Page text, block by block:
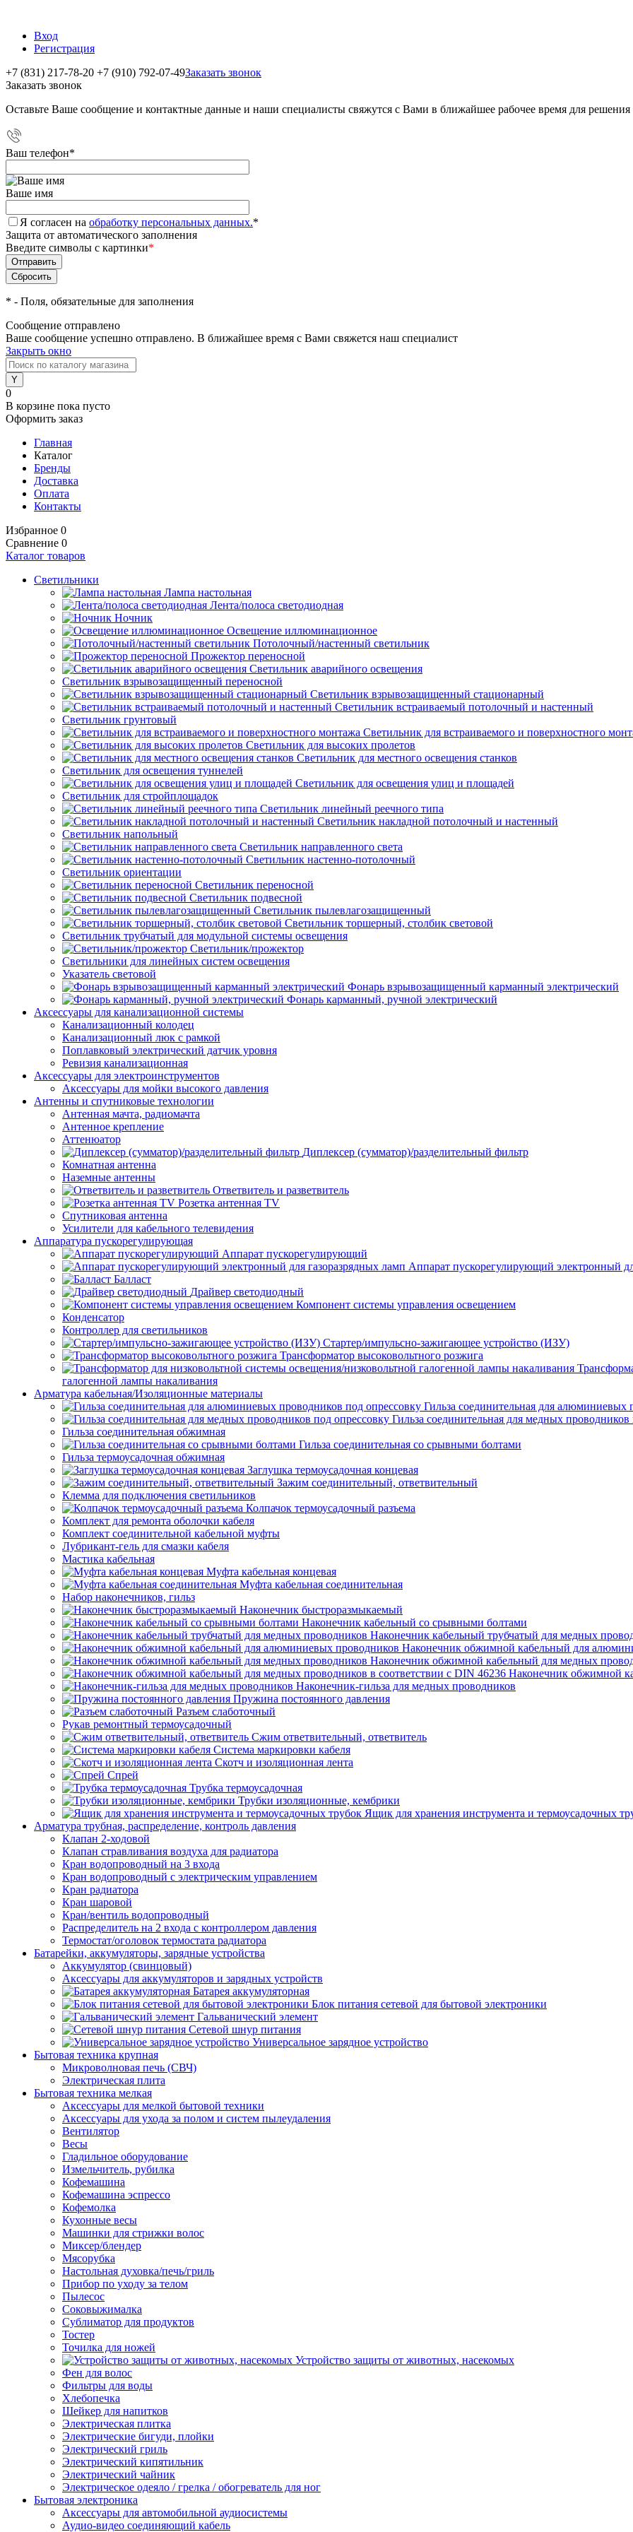
Вход
Регистрация
+7 (831) 217-78-20 +7 (910) 792-07-49Заказать звонок
Заказать звонок
Оставьте Ваше сообщение и контактные данные и наши специалисты свяжутся с Вами в ближайшее рабочее время для
Ваш телефон*
Ваше имя
Я согласен на обработку персональных данных.*
Защита от автоматического заполнения
Введите символы с картинки*
* - Поля, обязательные для заполнения
Сообщение отправлено
Ваше сообщение успешно отправлено. В ближайшее время с Вами свяжется наш специалист
Закрыть окно
0
В корзине пока пусто
Оформить заказ
Главная
Каталог
Бренды
Доставка
Оплата
Контакты
Избранное 0
Сравнение 0
Каталог товаров
Светильники
Лампа настольная
Лента/полоса светодиодная
Ночник
Освещение иллюминационное
Потолочный/настенный светильник
Прожектор переносной
Светильник аварийного освещения
Светильник взрывозащищенный переносной
Светильник взрывозащищенный стационарный
Светильник встраиваемый потолочный и настенный
Светильник грунтовый
Светильник для встраиваемого и поверхностного
Светильник для высоких пролетов
Светильник для местного освещения станков
Светильник для освещения туннелей
Светильник для освещения улиц и площадей
Светильник для стройплощадок
Светильник линейный реечного типа
Светильник накладной потолочный и настенный
Светильник напольный
Светильник направленного света
Светильник настенно-потолочный
Светильник ориентации
Светильник переносной
Светильник подвесной
Светильник пылевлагозащищенный
Светильник торшерный, столбик световой
Светильник трубчатый для модульной системы освещения
Светильник/прожектор
Светильники для линейных систем освещения
Указатель световой
Фонарь взрывозащищенный карманный электрический
Фонарь карманный, ручной электрический
Аксессуары для канализационной системы
Канализационный колодец
Канализационный люк с рамкой
Поплавковый электрический датчик уровня
Ревизия канализационная
Аксессуары для электроинструментов
Аксессуары для мойки высокого давления
Антенны и спутниковые технологии
Антенная мачта, радиомачта
Антенное крепление
Аттенюатор
Диплексер (сумматор)/разделительный фильтр
Комнатная антенна
Наземные антенны
Ответвитель и разветвитель
Розетка антенная TV
Спутниковая антенна
Усилители для кабельного телевидения
Аппаратура пускорегулирующая
Аппарат пускорегулирующий
Аппарат пускорегулирующий электронный
Балласт
Драйвер светодиодный
Компонент системы управления освещением
Конденсатор
Контроллер для светильников
Стартер/импульсно-зажигающее устройство (ИЗУ)
Трансформатор высоковольтного розжига
галогенной лампы накаливания
Арматура кабельная/Изоляционные материалы
Гильза соединительная для алюминиевых
Гильза соединительная для медных проводников
Гильза соединительная обжимная
Гильза соединительная со срывными болтами
Гильза термоусадочная обжимная
Заглушка термоусадочная концевая
Зажим соединительный, ответвительный
Клемма для подключения светильников
Колпачок термоусадочный разъема
Комплект для ремонта оболочки кабеля
Комплект соединительной кабельной муфты
Лубрикант-гель для смазки кабеля
Мастика кабельная
Муфта кабельная концевая
Муфта кабельная соединительная
Набор наконечников, гильз
Наконечник быстроразмыкаемый
Наконечник кабельный со срывными болтами
Наконечник кабельный трубчатый для медных
Наконечник обжимной кабельный для
Наконечник обжимной кабельный для медных
Наконечник обжимной
Наконечник-гильза для медных проводников
Пружина постоянного давления
Разъем слаботочный
Рукав ремонтный термоусадочный
Сжим ответвительный, ответвитель
Система маркировки кабеля
Скотч и изоляционная лента
Спрей
Трубка термоусадочная
Трубки изоляционные, кембрики
Ящик для хранения инструмента и термоусадочных
Арматура трубная, распределение, контроль давления
Клапан 2-ходовой
Клапан стравливания воздуха для радиатора
Кран водопроводный на 3 входа
Кран водопроводный с электрическим управлением
Кран радиатора
Кран шаровой
Кран/вентиль водопроводный
Распределитель на 2 входа с контроллером давления
Термостат/оголовок термостата радиатора
Батарейки, аккумуляторы, зарядные устройства
Аккумулятор (свинцовый)
Аксессуары для аккумуляторов и зарядных устройств
Батарея аккумуляторная
Блок питания сетевой для бытовой электроники
Гальванический элемент
Сетевой шнур питания
Универсальное зарядное устройство
Бытовая техника крупная
Микроволновая печь (СВЧ)
Электрическая плита
Бытовая техника мелкая
Аксессуары для мелкой бытовой техники
Аксессуары для ухода за полом и систем пылеудаления
Вентилятор
Весы
Гладильное оборудование
Измельчитель, рубилка
Кофемашина
Кофемашина эспрессо
Кофемолка
Кухонные весы
Машинки для стрижки волос
Миксер/блендер
Мясорубка
Настольная духовка/печь/гриль
Прибор по уходу за телом
Пылесос
Соковыжималка
Сублиматор для продуктов
Тостер
Точилка для ножей
Устройство защиты от животных, насекомых
Фен для волос
Фильтры для воды
Хлебопечка
Шейкер для напитков
Электрическая плитка
Электрические бигуди, плойки
Электрический гриль
Электрический кипятильник
Электрический чайник
Электрическое одеяло / грелка / обогреватель для ног
Бытовая электроника
Аксессуары для автомобильной аудиосистемы
Аудио-видео соединяющий кабель